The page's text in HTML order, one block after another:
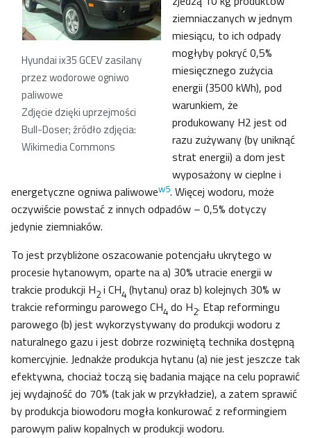
Hyundai ix35 GCEV zasilany
przez wodorowe ogniwo
paliwowe
Zdjęcie dzięki uprzejmości
Bull-Doser; źródło zdjęcia:
Wikimedia Commons
ziemniaczanych w jednym
miesiącu, to ich odpady
mogłyby pokryć 0,5%
miesięcznego zużycia
energii (3500 kWh), pod
warunkiem, że
produkowany H2 jest od
razu zużywany (by uniknąć
strat energii) a dom jest
wyposażony w cieplne i
energetyczne ogniwa paliwowew5. Więcej wodoru, może
oczywiście powstać z innych odpadów – 0,5% dotyczy
jedynie ziemniaków.
To jest przybliżone oszacowanie potencjału ukrytego w
procesie hytanowym, oparte na a) 30% utracie energii w
trakcie produkcji H2 i CH4 (hytanu) oraz b) kolejnych 30% w
trakcie reformingu parowego CH4 do H2. Etap reformingu
parowego (b) jest wykorzystywany do produkcji wodoru z
naturalnego gazu i jest dobrze rozwiniętą technika dostępną
komercyjnie. Jednakże produkcja hytanu (a) nie jest jeszcze tak
efektywna, chociaż toczą się badania mające na celu poprawić
jej wydajność do 70% (tak jak w przykładzie), a zatem sprawić
by produkcja biowodoru mogła konkurować z reformingiem
parowym paliw kopalnych w produkcji wodoru.